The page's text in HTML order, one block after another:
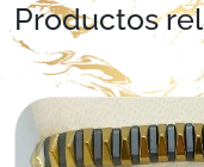
Productos